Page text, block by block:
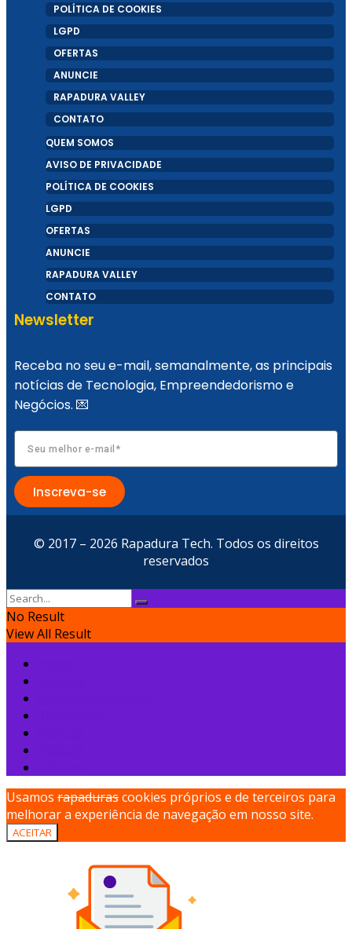
POLÍTICA DE COOKIES
LGPD
OFERTAS
ANUNCIE
RAPADURA VALLEY
CONTATO
QUEM SOMOS
AVISO DE PRIVACIDADE
POLÍTICA DE COOKIES
LGPD
OFERTAS
ANUNCIE
RAPADURA VALLEY
CONTATO
Newsletter
Receba no seu e-mail, semanalmente, as principais
notícias de Tecnologia, Empreendedorismo e
Negócios. 💌
Inscreva-se
© 2017 – 2026 Rapadura Tech. Todos os direitos
reservados
No Result
View All Result
Usamos rapadurascookies próprios e de terceiros para
melhorar a experiência de navegação em nosso site.
ACEITAR